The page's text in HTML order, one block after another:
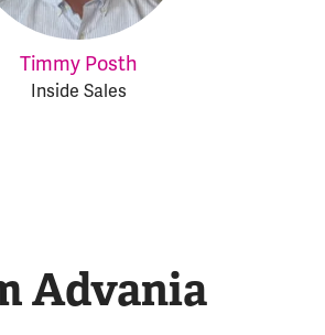
Timmy Posth
Inside Sales
Advania